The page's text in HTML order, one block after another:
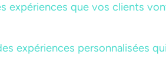
expériences que vos clients
expériences personnalisées